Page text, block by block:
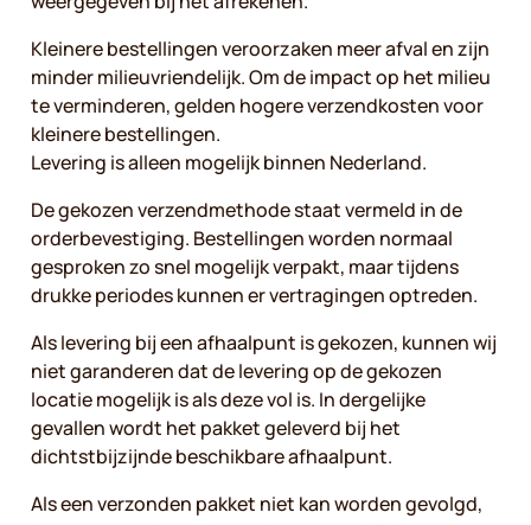
Kleinere bestellingen veroorzaken meer afval en zijn
minder milieuvriendelijk. Om de impact op het milieu
te verminderen, gelden hogere verzendkosten voor
kleinere bestellingen.
Levering is alleen mogelijk binnen Nederland.
De gekozen verzendmethode staat vermeld in de
orderbevestiging. Bestellingen worden normaal
gesproken zo snel mogelijk verpakt, maar tijdens
drukke periodes kunnen er vertragingen optreden.
Als levering bij een afhaalpunt is gekozen, kunnen wij
niet garanderen dat de levering op de gekozen
locatie mogelijk is als deze vol is. In dergelijke
gevallen wordt het pakket geleverd bij het
dichtstbijzijnde beschikbare afhaalpunt.
Als een verzonden pakket niet kan worden gevolgd,